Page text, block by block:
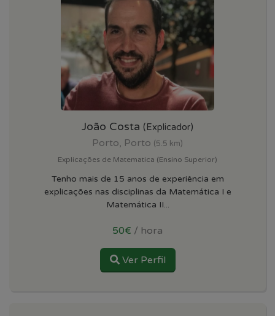
João Costa (Explicador)
Porto, Porto (5.5 km)
Explicações de Matematica (Ensino Superior)
Tenho mais de 15 anos de experiência em
explicações nas disciplinas da Matemática I e
Matemática II...
50€ / hora
Ver Perfil